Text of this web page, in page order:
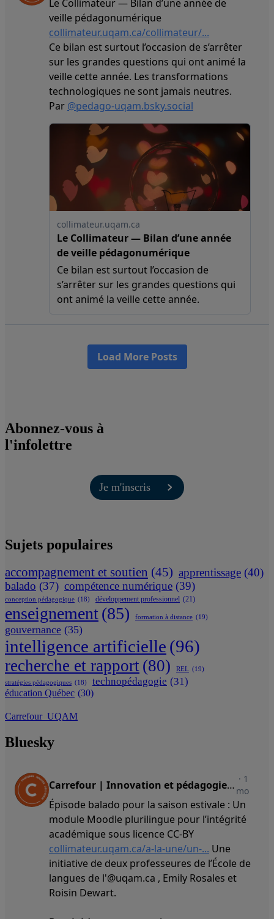
Abonnez-vous à
l'infolettre
Je m'inscris
Sujets populaires
accompagnement et soutien (45) apprentissage (40)
balado (37) compétence numérique (39)
conception pédagogique (18) développement professionnel (21)
enseignement(85) formation à distance (19)
gouvernance (35)
intelligence artificielle (96)
recherche et rapport (80) REL (19)
stratégies pédagogiques (18) technopédagogie (31)
éducation Québec (30)
Carrefour_UQAM
Bluesky